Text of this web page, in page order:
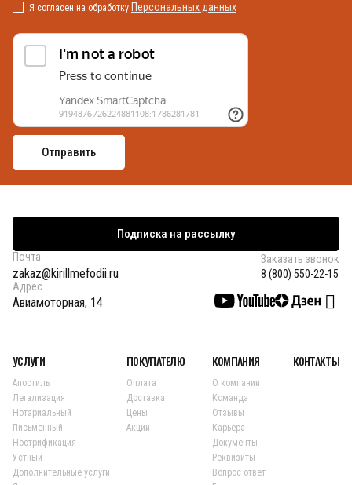
Я согласен на обработку Персональных данных
Подписка на рассылку
Почта
zakaz@kirillmefodii.ru
Заказать звонок
8 (800) 550-22-15
Адрес
Авиамоторная, 14
УСЛУГИ
Апостиль
Легализация
Нотариальный
Письменный
Нострификация
Устный
Дополнительные услуги
ПОКУПАТЕЛЮ
Оплата
Доставка
Цены
Акции
КОМПАНИЯ
О компании
Команда
Отзывы
Карьера
Документы
Реквизиты
Вопрос ответ
КОНТАКТЫ